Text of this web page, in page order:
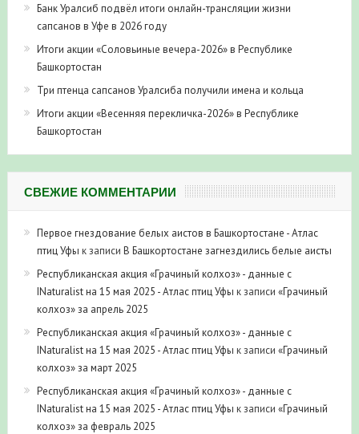
Банк Уралсиб подвёл итоги онлайн-трансляции жизни
сапсанов в Уфе в 2026 году
Итоги акции «Соловьиные вечера-2026» в Республике
Башкортостан
Три птенца сапсанов Уралсиба получили имена и кольца
Итоги акции «Весенняя перекличка-2026» в Республике
Башкортостан
СВЕЖИЕ КОММЕНТАРИИ
Первое гнездование белых аистов в Башкортостане - Атлас
птиц Уфы к записи В Башкортостане загнездились белые аисты
Республиканская акция «Грачиный колхоз» - данные с
INaturalist на 15 мая 2025 - Атлас птиц Уфы к записи «Грачиный
колхоз» за апрель 2025
Республиканская акция «Грачиный колхоз» - данные с
INaturalist на 15 мая 2025 - Атлас птиц Уфы к записи «Грачиный
колхоз» за март 2025
Республиканская акция «Грачиный колхоз» - данные с
INaturalist на 15 мая 2025 - Атлас птиц Уфы к записи «Грачиный
колхоз» за февраль 2025